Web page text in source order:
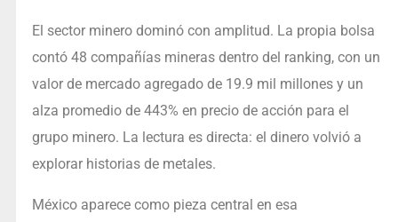
El sector minero dominó con amplitud. La propia bolsa
contó 48 compañías mineras dentro del ranking, con un
valor de mercado agregado de 19.9 mil millones y un
alza promedio de 443% en precio de acción para el
grupo minero. La lectura es directa: el dinero volvió a
explorar historias de metales.
México aparece como pieza central en esa